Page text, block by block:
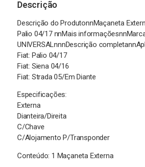
Descrição
Descrição do ProdutonnMaçaneta
Palio 04/17 nnMais
UNIVERSALnnnDescrição
Fiat: Palio 04/17
Fiat: Siena 04/16
Fiat: Strada 05/Em Diante
Especificações:
Externa
Dianteira/Direita
C/Chave
C/Alojamento P/Transponder
Conteúdo: 1 Maçaneta Externa